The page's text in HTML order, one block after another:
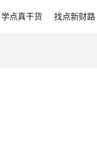
学点真干货 找点新财路